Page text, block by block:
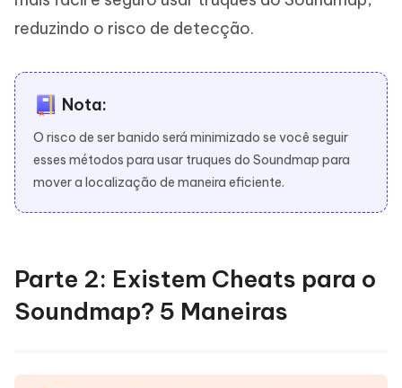
reduzindo o risco de detecção.
Nota:
O risco de ser banido será minimizado se você seguir
esses métodos para usar truques do Soundmap para
mover a localização de maneira eficiente.
Parte 2: Existem Cheats para o
Soundmap? 5 Maneiras